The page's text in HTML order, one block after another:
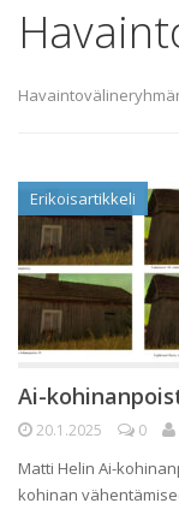
Erikoisartikkeli
Ai-
20.1.2025 0
Matti Helin Ai-
kohinan